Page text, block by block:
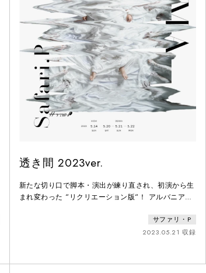
透き間 2023ver.
新たな切り口で脚本・演出が練り直され、初演から生
まれ変わった “リクリエーション版“！ アルバニアを
月』を下敷きにしたサファリ・P固有のスタイルを駆
使した身体、音、光、美術、身振りのアンサンブル作
小説家の恋人の座を得た彼女は、とある“しきたり”に
サファリ・P
2023.05.21 収録